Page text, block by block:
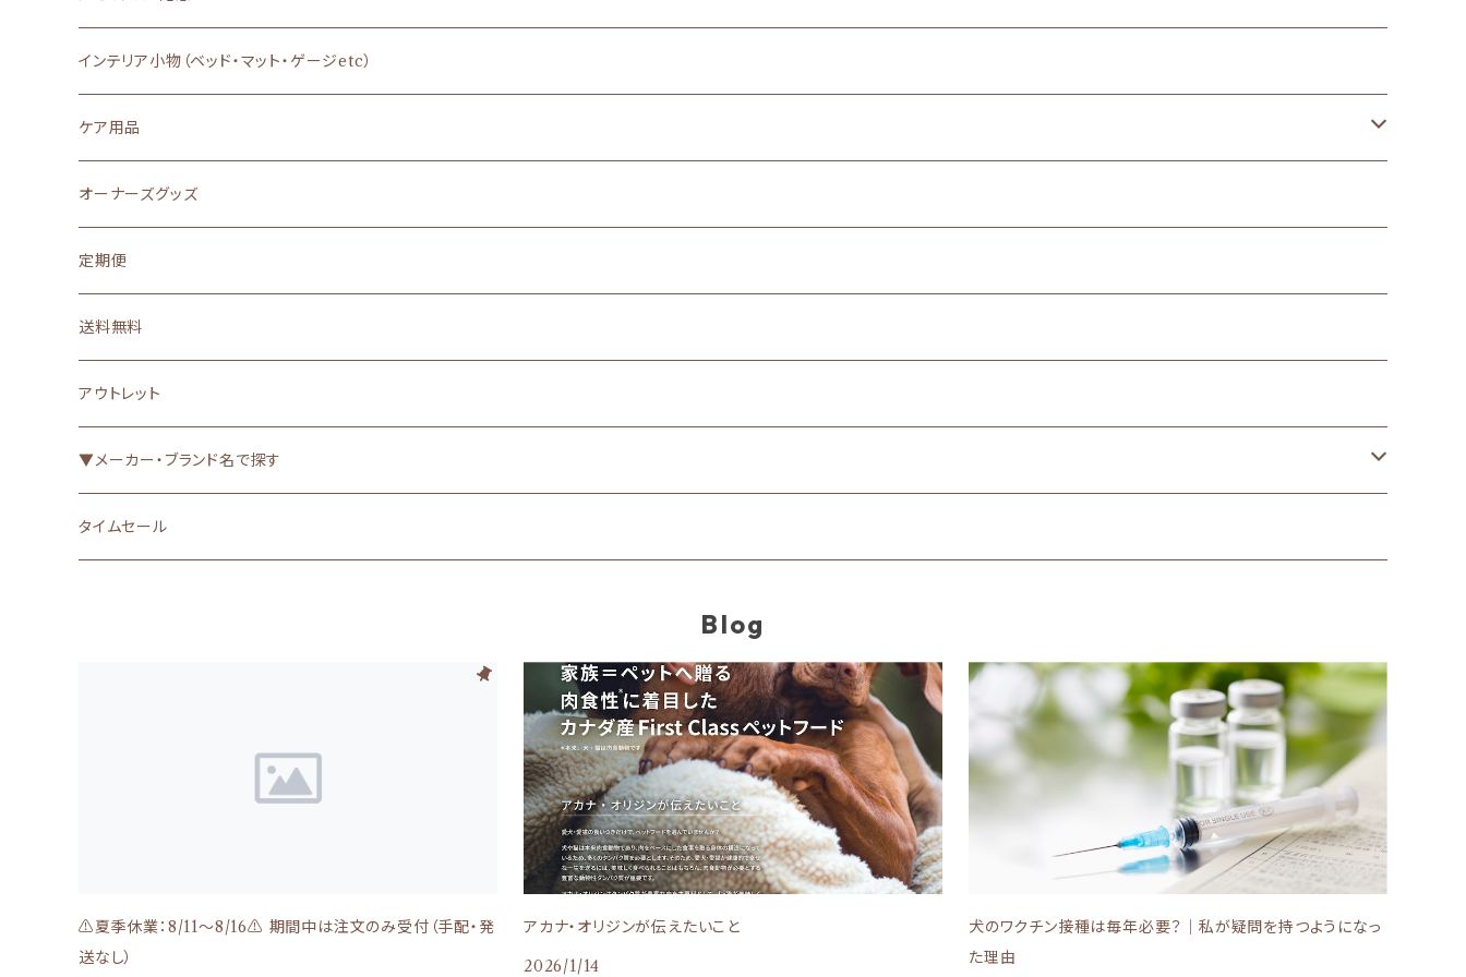
手作りごはん
ウェットフード
あまざけ
ヤギミルク
ガム
骨・軟骨・筋etc
特別な日のご馳走
栄養補助・サプリメント
無添加・オーガニック
バイオロジックフード
ヘルスケア（お悩み別）▼
漢方
グレインフリー・アレルゲンカット
お腹、消化器
Dカン付き・ハーネス一体型
Ｔシャツ、キャミソール
防寒
マナーウェア
インテリア小物（ベッド・マット・ゲージetc）
ケア用品
シャンプー
歯磨き・耳掃除
肉球・爪
消臭・消臭袋・お散歩グッズ
虫よけ
被毛・皮膚（UV・保湿etc）
オーナーズグッズ
定期便
送料無料
アウトレット
▼メーカー・ブランド名で探す
ACANA（アカナ）
RED HEART（レッドハート）
Moora Moora(ムーラムーラ)
Smiley（スマイリー）
タイムセール
Blog
⚠️夏季休業：8/11～8/16⚠️ 期間中は注文のみ受付（手配・発
送なし）
アカナ・オリジンが伝えたいこと
2026/1/14
犬のワクチン接種は毎年必要？｜私が疑問を持つようになっ
た理由